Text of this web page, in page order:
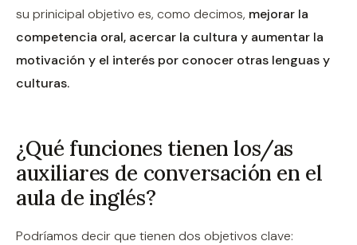
su prinicipal objetivo es, como decimos, mejorar la
competencia oral, acercar la cultura y aumentar la
motivación y el interés por conocer otras lenguas y
culturas.
¿Qué funciones tienen los/as
auxiliares de conversación en el
aula de inglés?
Podríamos decir que tienen dos objetivos clave: